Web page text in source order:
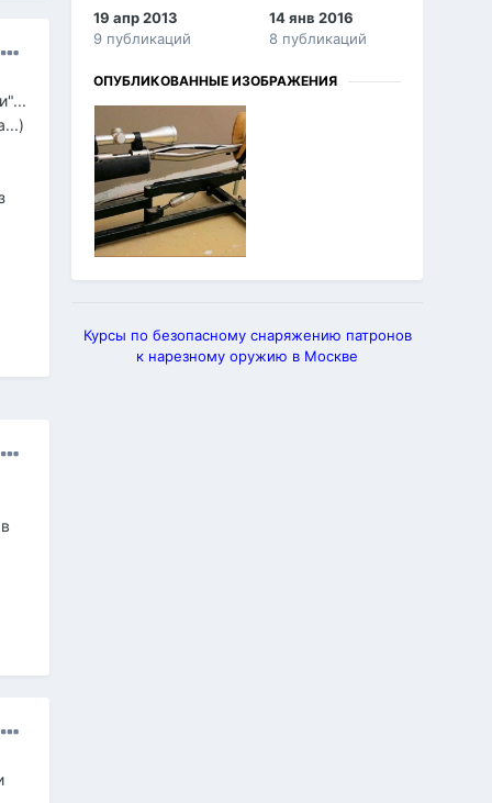
19 апр 2013
9 публикаций
14 янв 2016
8 публикаций
ОПУБЛИКОВАННЫЕ ИЗОБРАЖЕНИЯ
Курсы по безопасному снаряжению патронов
к нарезному оружию в Москве